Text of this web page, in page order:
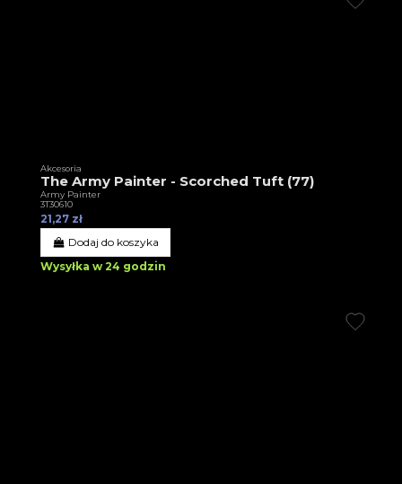
Akcesoria
The Army Painter - Scorched Tuft (77)
Army Painter
3T30610
21,27 zł
Dodaj do koszyka
Wysyłka w 24 godzin